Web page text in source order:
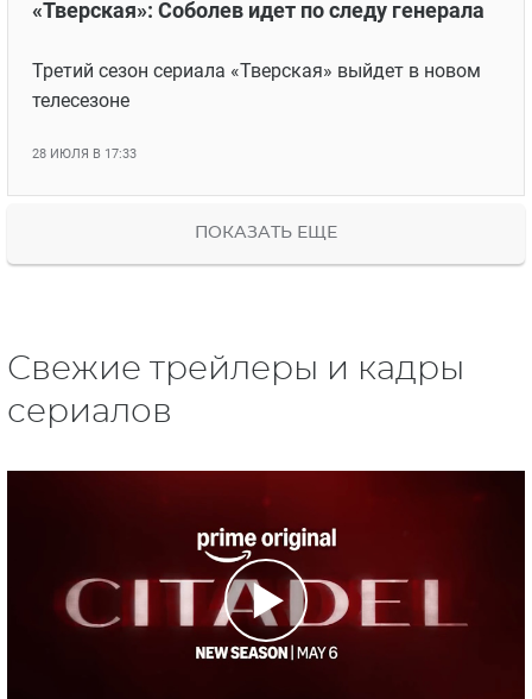
«Тверская»: Соболев идет по следу генерала
Третий сезон сериала «Тверская» выйдет в новом
телесезоне
28 ИЮЛЯ В 17:33
ПОКАЗАТЬ ЕЩЕ
Свежие трейлеры и кадры
сериалов